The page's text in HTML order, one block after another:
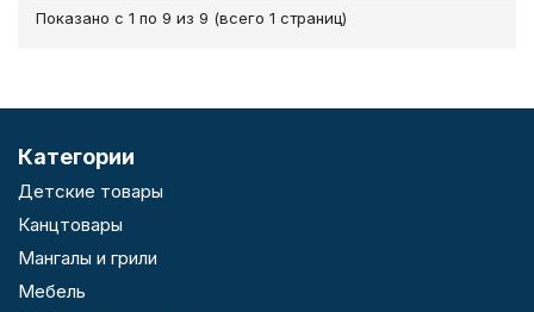
Показано с 1 по 9 из 9 (всего 1 страниц)
Категории
Детские товары
Канцтовары
Мангалы и грили
Мебель